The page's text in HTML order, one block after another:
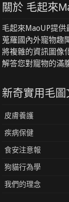
關於 毛起來
毛起來MaoUP提供
蒐羅國內外寵物趣
將複雜的資訊圖像
解答您對寵物的
新奇實用毛圖
皮膚養護
疾病保健
食安注意報
狗貓行為學
我們的理念